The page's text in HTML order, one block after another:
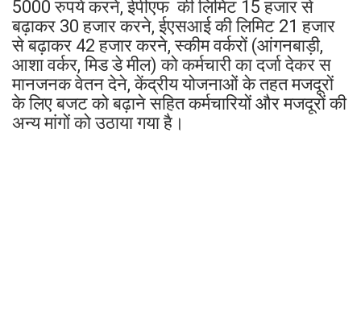
5000 रुपये करने, ईपीएफ की लिमिट 15 हजार से
बढ़ाकर 30 हजार करने, ईएसआई की लिमिट 21 हजार
से बढ़ाकर 42 हजार करने, स्कीम वर्करों (आंगनबाड़ी,
आशा वर्कर, मिड डे मील) को कर्मचारी का दर्जा देकर स
मानजनक वेतन देने, केंद्रीय योजनाओं के तहत मजदूरों
के लिए बजट को बढ़ाने सहित कर्मचारियों और मजदूरों की
अन्य मांगों को उठाया गया है।